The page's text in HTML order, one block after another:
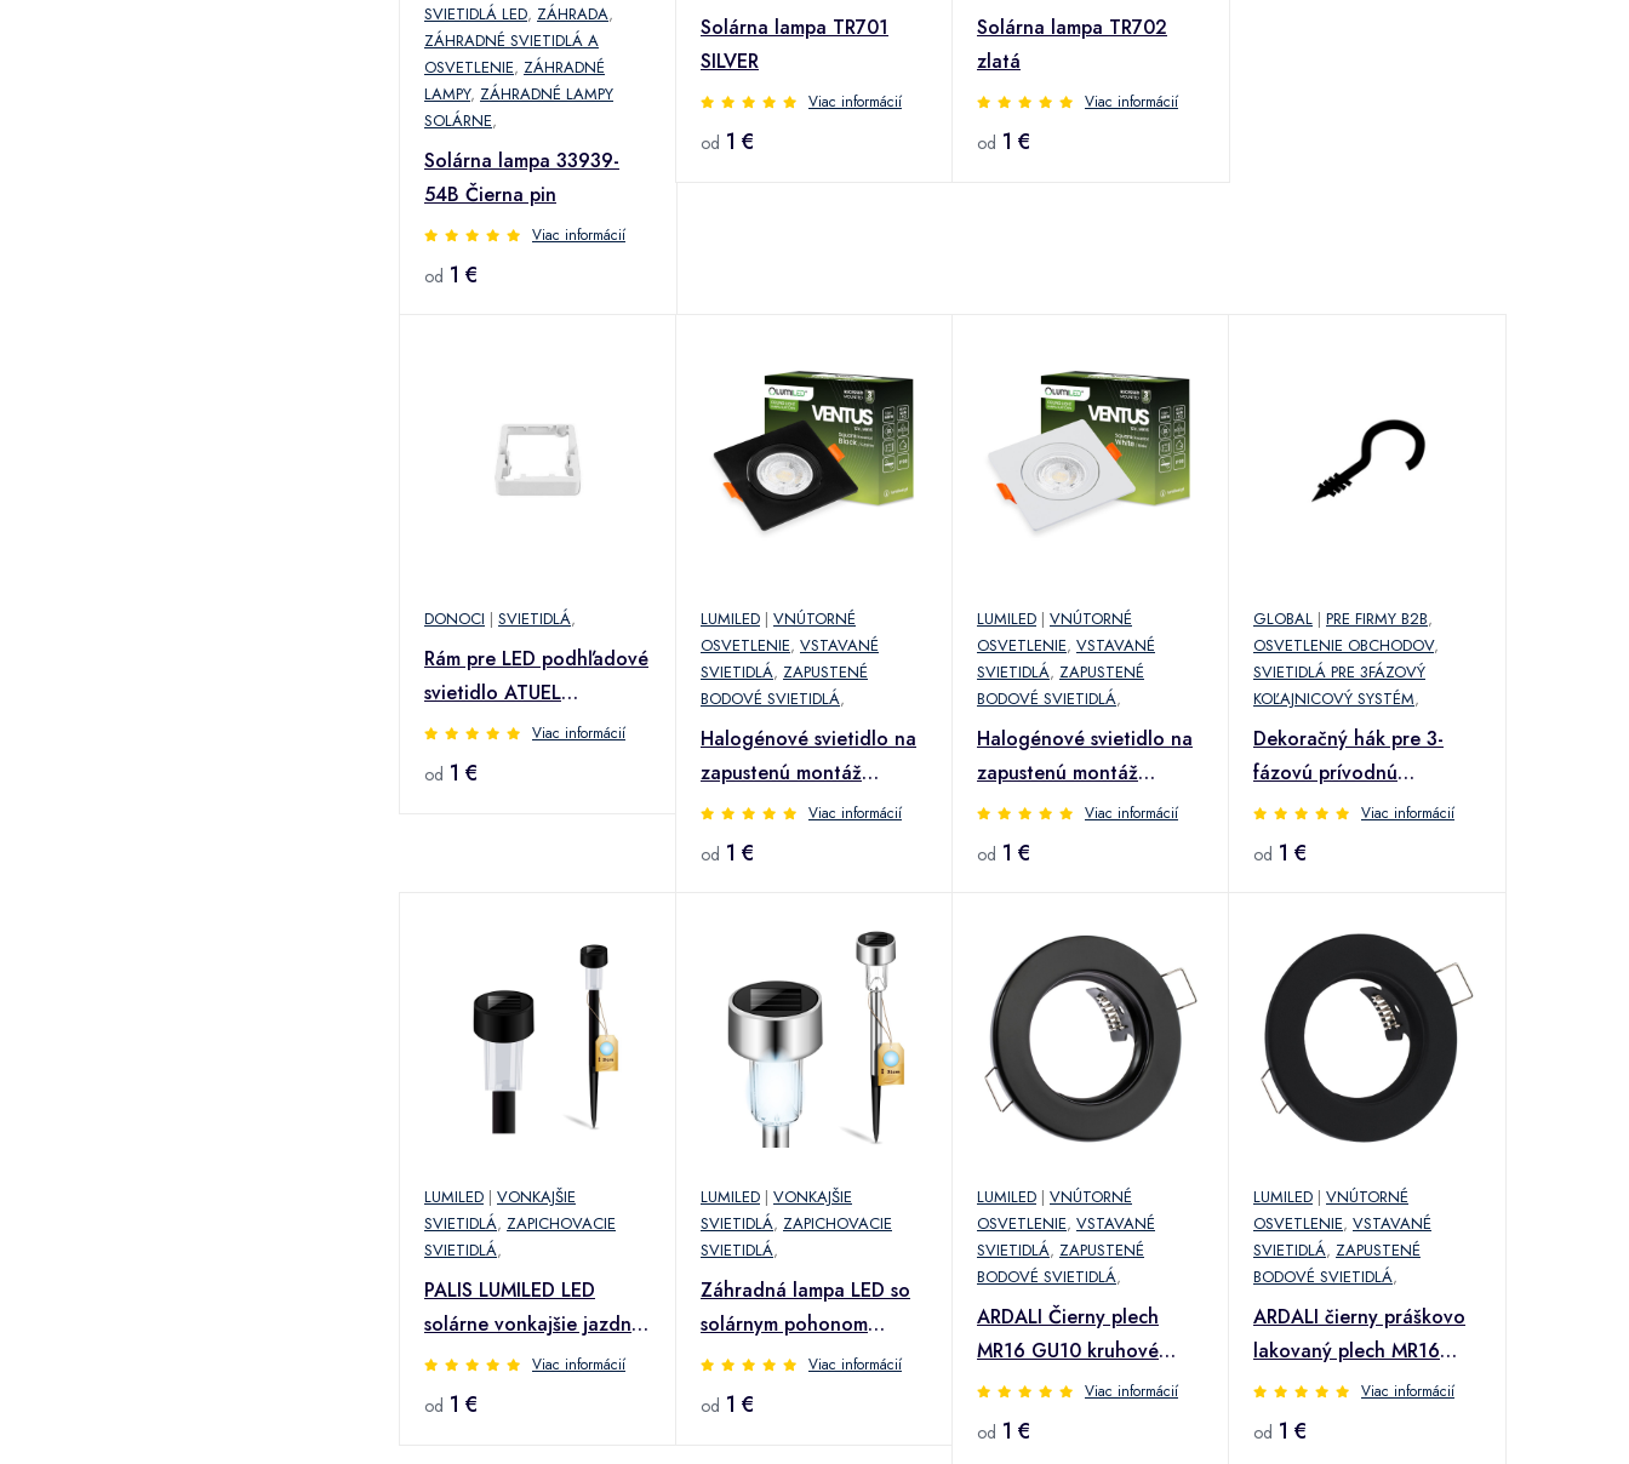
SVIETIDLÁ LED, ZÁHRADA,
ZÁHRADNÉ SVIETIDLÁ A
OSVETLENIE, ZÁHRADNÉ
LAMPY, ZÁHRADNÉ LAMPY
SOLÁRNE,
Solárna lampa 33939-
54B Čierna pin
Viac informácií
od 1 €
Solárna lampa TR701
SILVER
Viac informácií
od 1 €
Solárna lampa TR702
zlatá
Viac informácií
od 1 €
DONOCI | SVIETIDLÁ,
Rám pre LED podhľadové
svietidlo ATUEL
22,5x22,5 cmViac informácií
od 1 €
LUMILED | VNÚTORNÉ
OSVETLENIE, VSTAVANÉ
SVIETIDLÁ, ZAPUSTENÉ
BODOVÉ SVIETIDLÁ,
Halogénové svietidlo na
zapustenú montáž
Pohyblivé štvorcové
čierne GU10 MR16
Viac informácií
od 1 €
LUMILED | VNÚTORNÉ
OSVETLENIE, VSTAVANÉ
SVIETIDLÁ, ZAPUSTENÉ
BODOVÉ SVIETIDLÁ,
Halogénové svietidlo na
zapustenú montáž
Hranaté biele GU10
MR16 VENTUS Lumiled
Viac informácií
od 1 €
GLOBAL | PRE FIRMY B2B,
OSVETLENIE OBCHODOV,
SVIETIDLÁ PRE 3FÁZOVÝ
KOĽAJNICOVÝ SYSTÉM,
Dekoračný hák pre 3-
fázovú prívodnú
koľajnicu NoaViac informácií
od 1 €
LUMILED | VONKAJŠIE
SVIETIDLÁ, ZAPICHOVACIE
SVIETIDLÁ,
PALIS LUMILED LED
solárne vonkajšie jazdné
svetlo čierne 6500K
Viac informácií
od 1 €
LUMILED | VONKAJŠIE
SVIETIDLÁ, ZAPICHOVACIE
SVIETIDLÁ,
Záhradná lampa LED so
solárnym pohonom
Chrome 6500K PALIS
LUMILED
Viac informácií
od 1 €
LUMILED | VNÚTORNÉ
OSVETLENIE, VSTAVANÉ
SVIETIDLÁ, ZAPUSTENÉ
BODOVÉ SVIETIDLÁ,
ARDALI Čierny plech
MR16 GU10 kruhové
svietidlo HALOGEN na
zapustenú montáž
Viac informácií
od 1 €
LUMILED | VNÚTORNÉ
OSVETLENIE, VSTAVANÉ
SVIETIDLÁ, ZAPUSTENÉ
BODOVÉ SVIETIDLÁ,
ARDALI čierny práškovo
lakovaný plech MR16
GU10 svietidlo na
zapustenie HALOGEN
Viac informácií
od 1 €